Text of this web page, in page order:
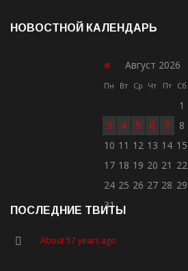
НОВОСТНОЙ КАЛЕНДАРЬ
« Август 2026
Пн Вт Ср Чт Пт Сб
1
3
4 5 6 7 8
10 11 12 13 14 15
17 18 19 20 21 22
24 25 26 27 28 29
31
ПОСЛЕДНИЕ ТВИТЫ
About 57 years ago